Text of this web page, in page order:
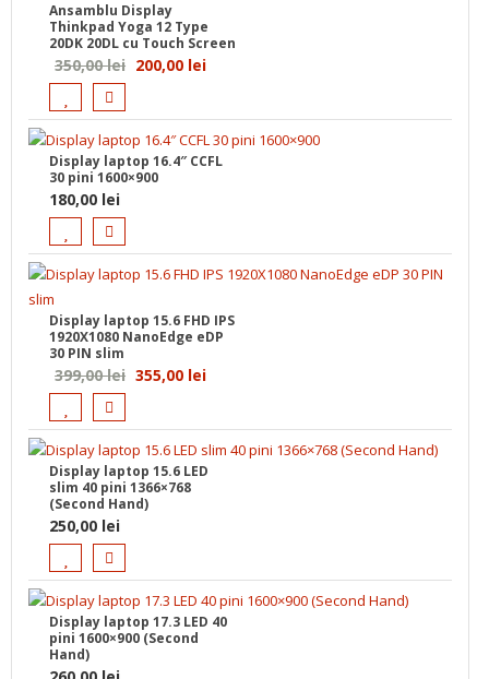
Ansamblu Display
Thinkpad Yoga 12 Type
20DK 20DL cu Touch Screen
350,00lei Prețul
a
fost:
350,00 lei.
200,00 leiPrețul
este:
200,00 lei.
Display laptop 16.4″ CCFL
30 pini 1600×900
180,00 lei
Display laptop 15.6 FHD IPS
1920X1080 NanoEdge eDP
30 PIN slim
399,00lei Prețul
a
fost:
399,00 lei.
355,00 leiPrețul
este:
355,00 lei.
Display laptop 15.6 LED
slim 40 pini 1366×768
(Second Hand)
250,00 lei
Display laptop 17.3 LED 40
pini 1600×900 (Second
Hand)